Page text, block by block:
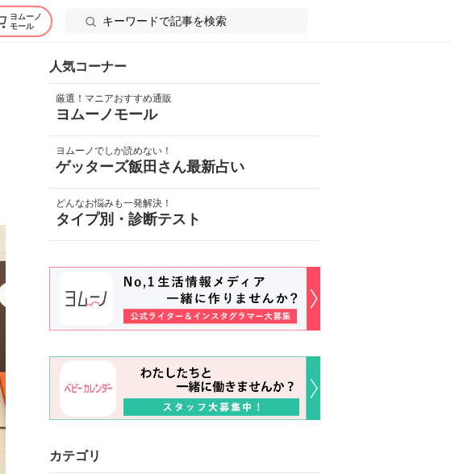
ヨムーノ
モール
人気コーナー
厳選！マニアおすすめ通販
ヨムーノモール
ヨムーノでしか読めない！
ゲッターズ飯田さん最新占い
どんなお悩みも一発解決！
タイプ別・診断テスト
カテゴリ